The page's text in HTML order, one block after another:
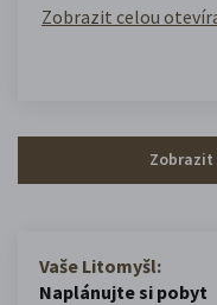
Zobrazit celou
Zobrazit
Vaše Litomyšl:
Naplánujte si pobyt